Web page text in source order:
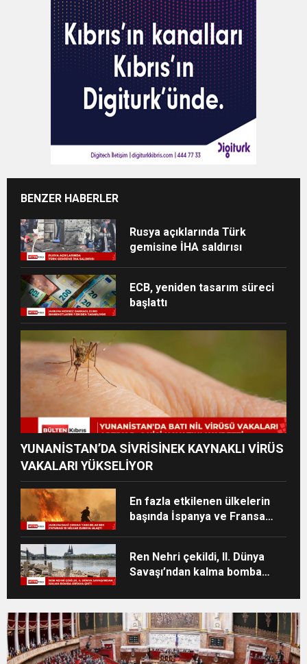
BENZER HABERLER
Rusya açıklarında Türk
gemisine İHA saldırısı
ECB, yeniden tasarım süreci
başlattı
YUNANİSTAN’DA SİVRİSİNEK KAYNAKLI VİRÜS
VAKALARI YÜKSELİYOR
En fazla etkilenen ülkelerin
başında İspanya ve Fransa
Ren Nehri çekildi, II. Dünya
Savaşı’ndan kalma bomba